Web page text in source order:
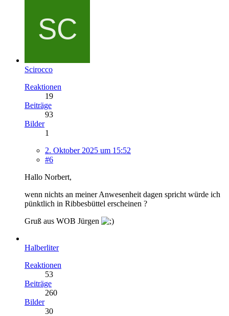
Scirocco
Reaktionen
19
Beiträge
93
Bilder
1
2. Oktober 2025 um 15:52
#6
Hallo Norbert,
wenn nichts an meiner Anwesenheit dagen spricht würde ich
pünktlich in Ribbesbüttel erscheinen ?
Gruß aus WOB Jürgen
Halberliter
Reaktionen
53
Beiträge
260
Bilder
30